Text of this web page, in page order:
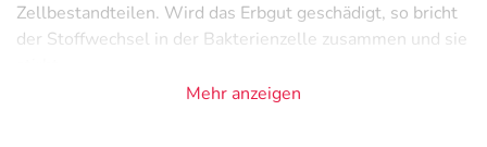
Zellbestandteilen. Wird das Erbgut geschädigt, so bricht
der Stoffwechsel in der Bakterienzelle zusammen und sie
Anwendungsgebiete
Mehr anzeigen